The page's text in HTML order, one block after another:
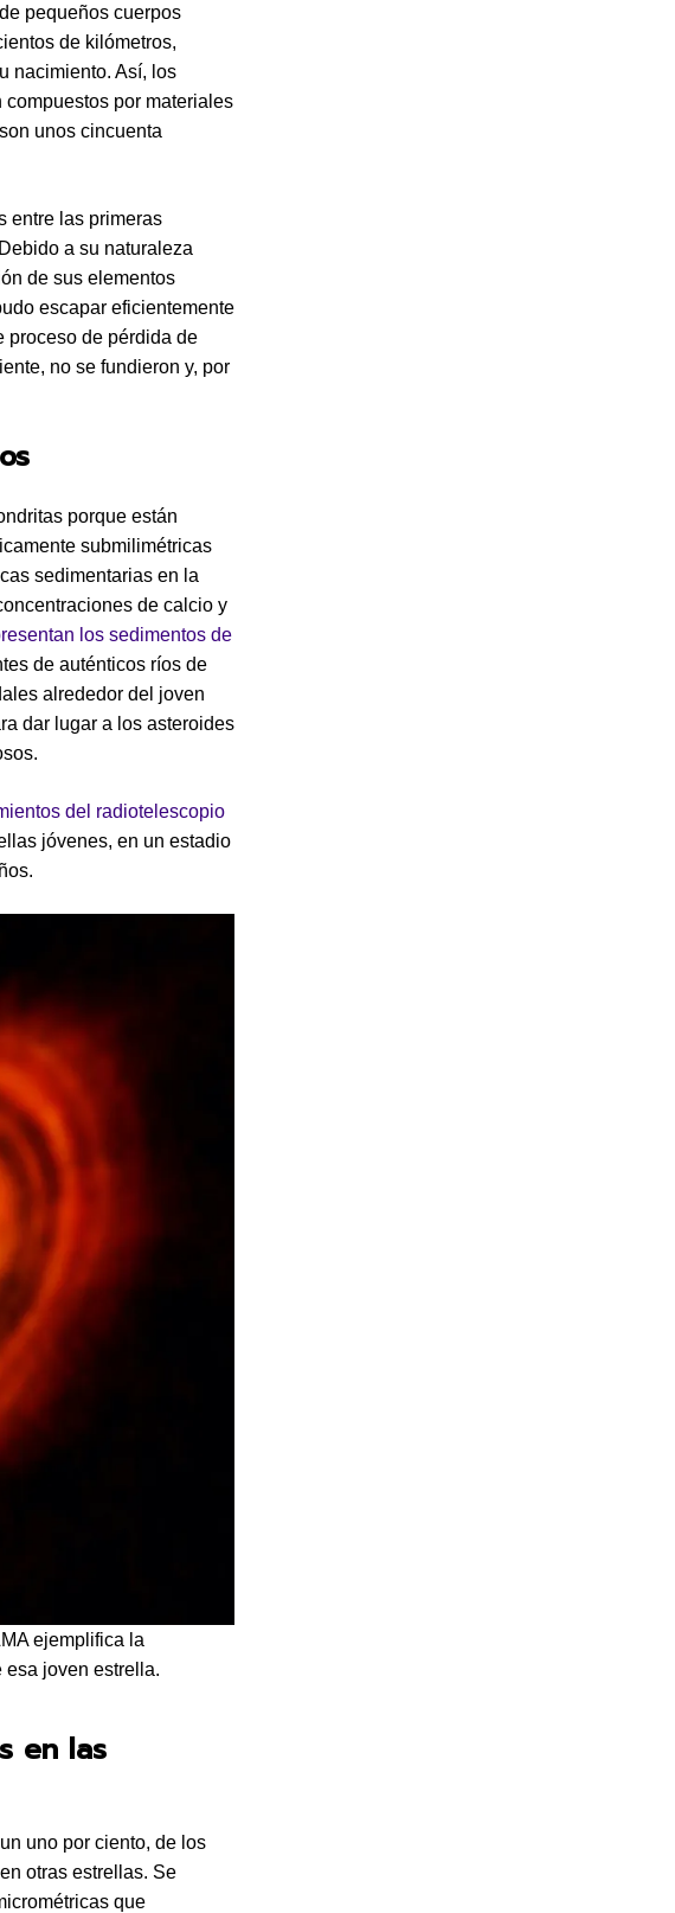
pequeños cuerpos
de kilómetros,
nacimiento. Así, los
por materiales
unos cincuenta
entre las primeras
a su naturaleza
de sus elementos
escapar eficientemente
proceso de pérdida de
no se fundieron y, por
porque están
submilimétricas
sedimentarias en la
de calcio y
los sedimentos de
de auténticos ríos de
alrededor del joven
dar lugar a los asteroides
del radiotelescopio
jóvenes, en un estadio
ejemplifica la
joven estrella.
en las
uno por ciento, de los
otras estrellas. Se
que